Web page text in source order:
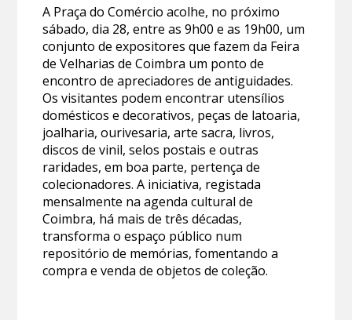
A Praça do Comércio acolhe, no próximo
sábado, dia 28, entre as 9h00 e as 19h00, um
conjunto de expositores que fazem da Feira
de Velharias de Coimbra um ponto de
encontro de apreciadores de antiguidades.
Os visitantes podem encontrar utensílios
domésticos e decorativos, peças de latoaria,
joalharia, ourivesaria, arte sacra, livros,
discos de vinil, selos postais e outras
raridades, em boa parte, pertença de
colecionadores. A iniciativa, registada
mensalmente na agenda cultural de
Coimbra, há mais de três décadas,
transforma o espaço público num
repositório de memórias, fomentando a
compra e venda de objetos de coleção.